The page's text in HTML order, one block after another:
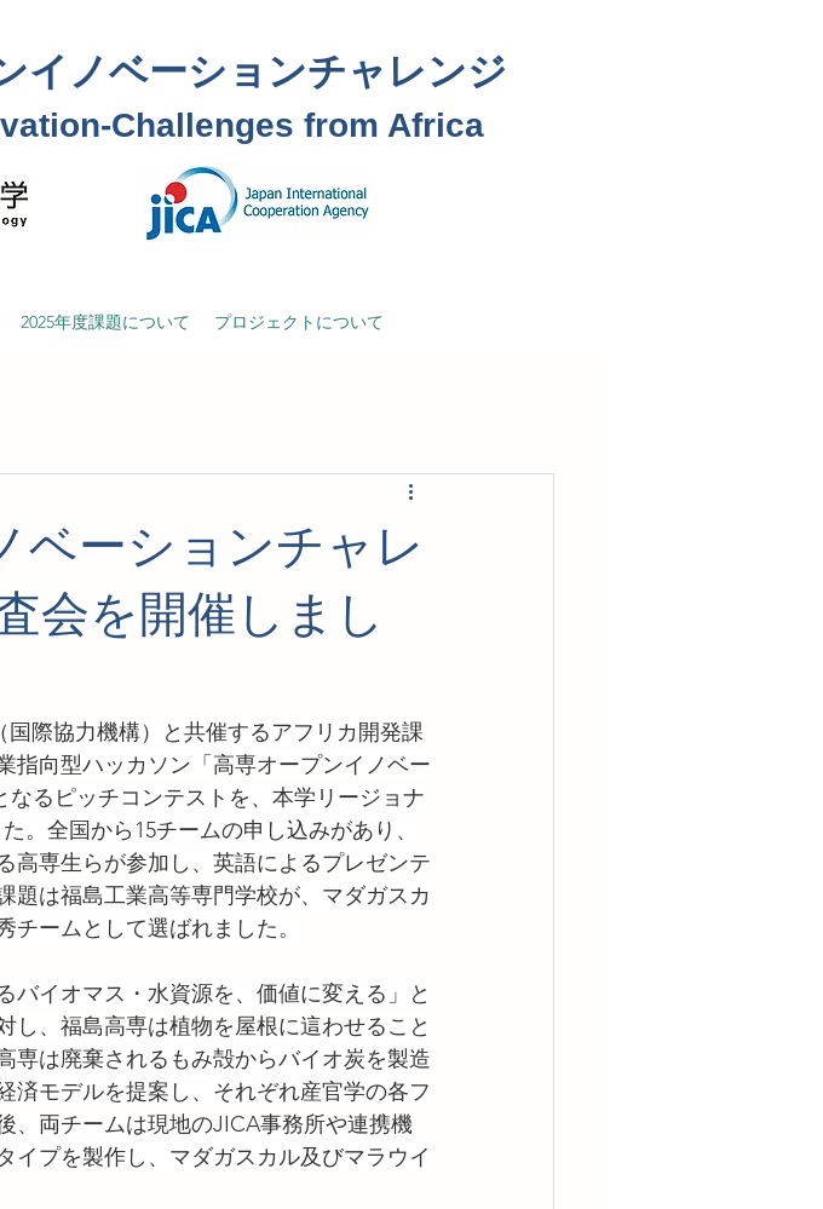
イノベーションチャレンジ
Challenges from Africa
2025年度課題について プロジェクトについて
ベーションチャレ
会を開催しまし
際協力機構）と共催するアフリカ開発課
指向型ハッカソン「高専オープンイノベー
るピッチコンテストを、本学リージョナ
。全国から15チームの申し込みがあり、
高専生らが参加し、英語によるプレゼンテ
題は福島工業高等専門学校が、マダガスカ
ームとして選ばれました。
イオマス・水資源を、価値に変える」と
し、福島高専は植物を屋根に這わせること
専は廃棄されるもみ殻からバイオ炭を製造
済モデルを提案し、それぞれ産官学の各フ
、両チームは現地のJICA事務所や連携機
イプを製作し、マダガスカル及びマラウイ